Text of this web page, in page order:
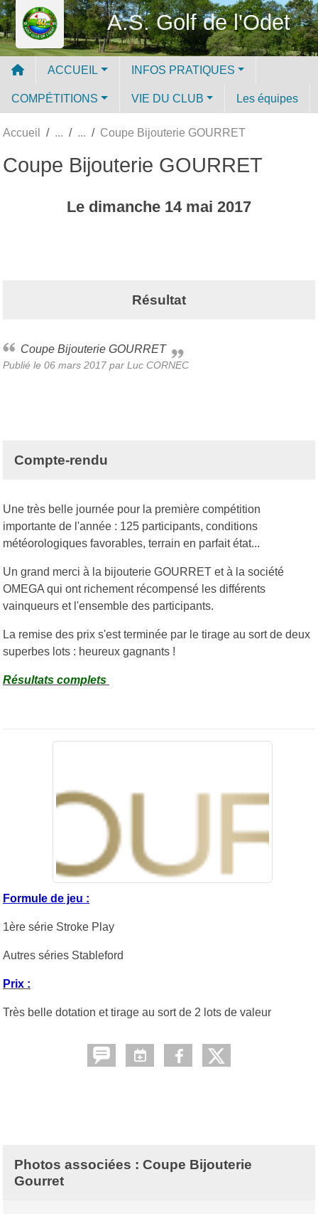
A.S. Golf de l'Odet
ACCUEIL INFOS PRATIQUES
COMPÉTITIONS VIE DU CLUB Les équipes
Accueil Coupe Bijouterie GOURRET
Coupe Bijouterie GOURRET
Le dimanche 14 mai 2017
Résultat
Coupe Bijouterie GOURRET
Publié le 06 mars 2017 par Luc CORNEC
Compte-rendu
Une très belle journée pour la première compétition
importante de l'année : 125 participants, conditions
météorologiques favorables, terrain en parfait état...
Un grand merci à la bijouterie GOURRET et à la société
OMEGA qui ont richement récompensé les différents
vainqueurs et l'ensemble des participants.
La remise des prix s'est terminée par le tirage au sort de deux
superbes lots : heureux gagnants !
Résultats complets
Formule de jeu :
1ère série Stroke Play
Autres séries Stableford
Prix :
Très belle dotation et tirage au sort de 2 lots de valeur
Photos associées : Coupe Bijouterie
Gourret
Panneau de gestion des cookies